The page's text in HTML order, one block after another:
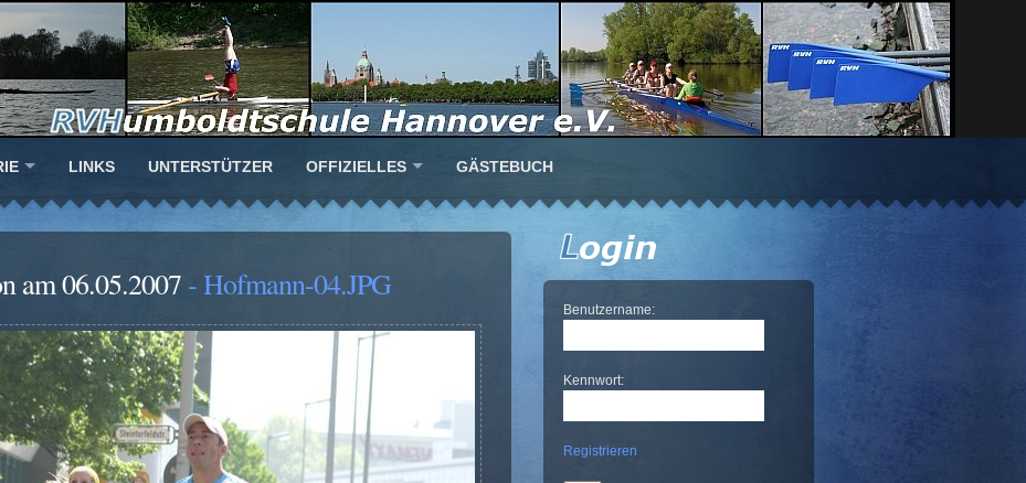
LINKS UNTERSTÜTZER OFFIZIELLES GÄSTEBUCH
am 06.05.2007 - Hofmann-04.JPG
Benutzername:
Kennwort:
Registrieren